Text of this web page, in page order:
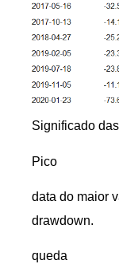
Significado
Pico
data do maior
drawdown.
queda